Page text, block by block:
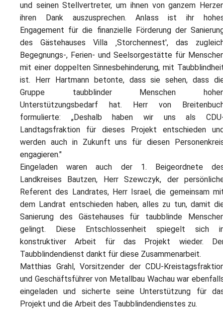
und seinen Stellvertreter, um ihnen von ganzem
ihren Dank auszusprechen. Anlass ist ihr
Engagement für die finanzielle Förderung der
des Gästehauses Villa ‚Storchennest', das
Begegnungs-, Ferien- und Seelsorgestätte für
mit einer doppelten Sinnesbehinderung, mit
ist. Herr Hartmann betonte, dass sie sehen, dass
Gruppe taubblinder Menschen
Unterstützungsbedarf hat. Herr von
formulierte: „Deshalb haben wir uns als
Landtagsfraktion für dieses Projekt entschieden
werden auch in Zukunft uns für diesen
engagieren."
Eingeladen waren auch der 1. Beigeordnete
Landkreises Bautzen, Herr Szewczyk, der
Referent des Landrates, Herr Israel, die gemeinsam
dem Landrat entschieden haben, alles zu tun, damit
Sanierung des Gästehauses für taubblinde
gelingt. Diese Entschlossenheit spiegelt sich
konstruktiver Arbeit für das Projekt wieder.
Taubblindendienst dankt für diese Zusammenarbeit.
Matthias Grahl, Vorsitzender der CDU-
und Geschäftsführer von Metallbau Wachau war
eingeladen und sicherte seine Unterstützung für
Projekt und die Arbeit des Taubblindendienstes zu.